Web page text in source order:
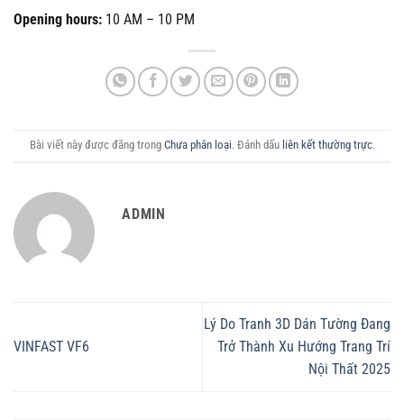
Opening hours: 10 AM – 10 PM
Bài viết này được đăng trong Chưa phân loại. Đánh dấu liên kết thường trực.
ADMIN
VINFAST VF6
Lý Do Tranh 3D Dán Tường Đang
Trở Thành Xu Hướng Trang Trí
Nội Thất 2025